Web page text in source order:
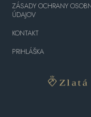
ZÁSADY OCHRANY
ÚDAJOV
KONTAKT
PRIHLÁŠKA